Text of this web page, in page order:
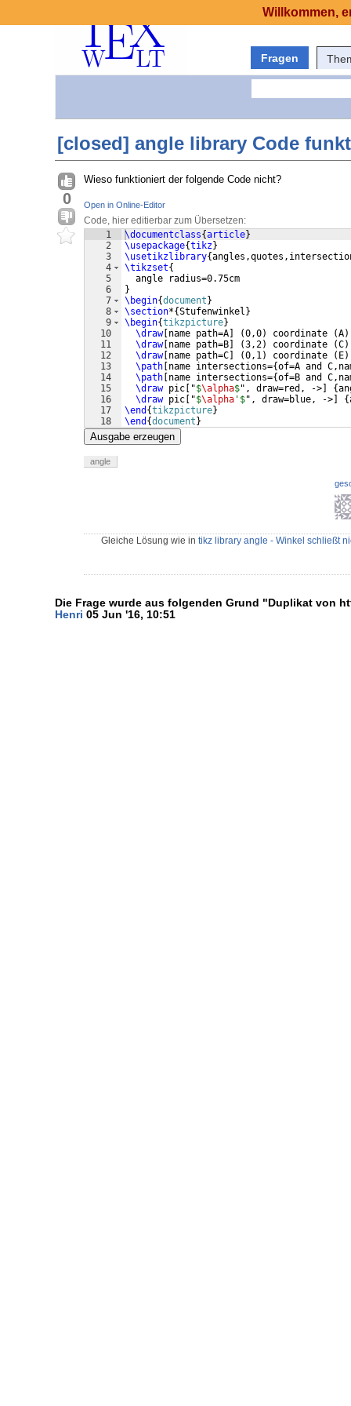
Fragen
[closed] angle library Code
0
Wieso funktioniert der folgende Code nicht?
Open in Online-Editor
Code, hier editierbar zum Übersetzen:
1
2
3
4
5
6
7
8
9
10
11
12
13
14
15
16
17
18
\documentclass{article}
\usepackage{tikz}
\usetikzlibrary{
\tikzset{
  angle radius=0.75cm
}
\begin{document }
\section*{Stufenwinkel }
\begin{tikzpicture}
\draw[ name path=A (0,0) coordinate (A)
\draw[ name path=B (3,2) coordinate (C)
\draw[ name path=C (0,1) coordinate ( E)
\path name intersections={of=A and
\path name intersections={of=B and
\draw pic "$\alpha$", draw=red, -> {
\draw pic "$\alpha '$", draw=blue, -> {
\end {tikzpicture}
\end {document }
Ausgabe erzeugen
angle
Gleiche Lösung wie in tikz library angle - Winkel schließt
Die Frage wurde aus folgenden Grund "Duplikat von
Henri 05 Jun '16, 10:51
Willkommen,